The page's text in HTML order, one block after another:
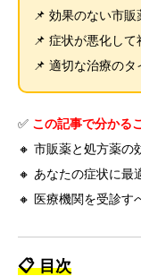
📌 効果のない市
📌 症状が悪化し
📌 適切な治療の
✅ この記事で分かる
🔸 市販薬と処方薬の
🔸 あなたの症状に最
🔸 医療機関を受診す
📋 目次